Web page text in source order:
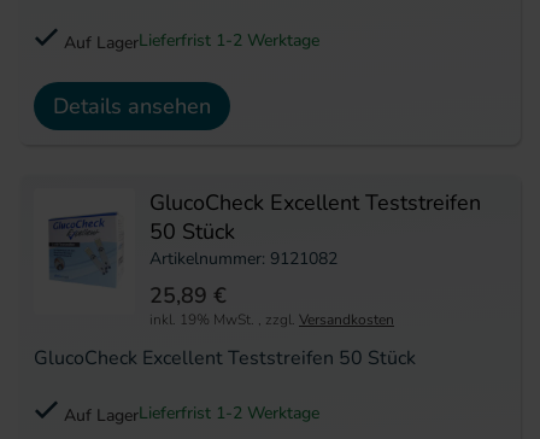
Auf LagerLieferfrist 1-2 Werktage
Details ansehen
GlucoCheck Excellent Teststreifen
50 Stück
Artikelnummer: 9121082
GlucoCheck Excellent Teststreifen 50 Stück
25,89 €
inkl. 19% MwSt. , zzgl. Versandkosten
Auf LagerLieferfrist 1-2 Werktage